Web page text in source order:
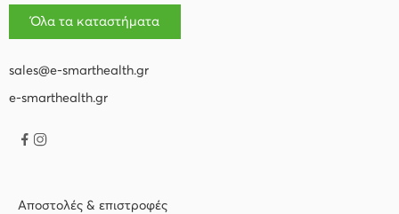
Όλα τα καταστήματα
sales@e-smarthealth.gr
e-smarthealth.gr
Αποστολές & επιστροφές